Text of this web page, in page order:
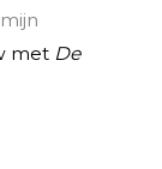
met De